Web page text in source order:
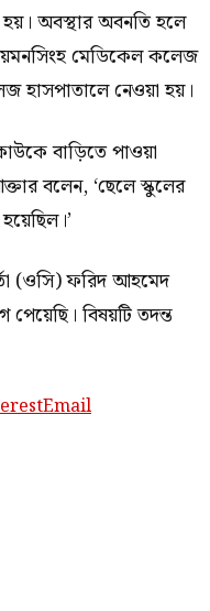
হয়। অবস্থার অবনতি হলে
মেডিকেল কলেজ
হাসপাতালে নেওয়া হয়।
বাড়িতে পাওয়া
বলেন, ‘ছেলে স্কুলের
(ওসি) ফরিদ আহমেদ
বিষয়টি তদন্ত
Email